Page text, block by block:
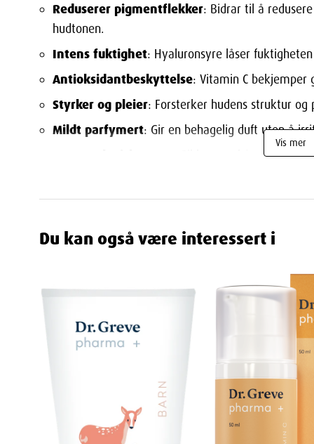
Reduserer pigmentflekker: Bidrar til å
hudtonen.
Intens fuktighet: Hyaluronsyre låser
Antioksidantbeskyttelse: Vitamin C bekjemper
Styrker og pleier: Forsterker hudens struktur og
Mildt parfymert: Gir en behagelig duft uten å
: Sikker og skånsom for
Påføring: Fukt en bomullspad med toneren og
Viktig informasjon
Dr. Greve Pharma Vitamin C Glow Toner er ideell
huden, samtidig som du oppnår en friskere
som Vitamin C og hyaluronsyre, gir denne toneren
som den reduserer synligheten av pigmentflekker.
For best resultat, bruk Dr. Greve Pharma Vitamin C
hudpleierutine, og kombiner med andre produkter
Vis mer
Du kan også være interessert i